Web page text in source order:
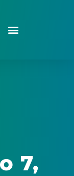
7,